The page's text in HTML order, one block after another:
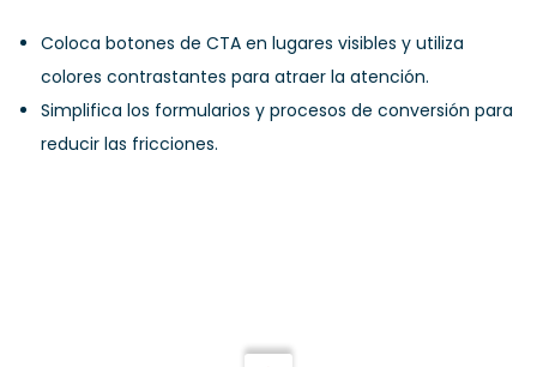
Coloca botones de CTA en lugares visibles y utiliza
colores contrastantes para atraer la atención.
Simplifica los formularios y procesos de conversión para
reducir las fricciones.